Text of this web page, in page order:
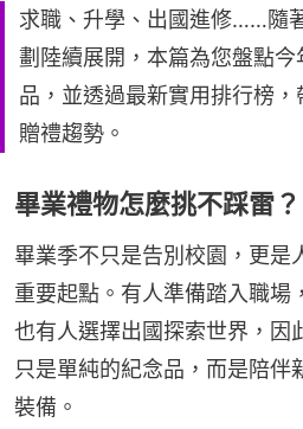
求職、升學、出國進修……隨
劃陸續展開，本篇為您盤點
品，並透過最新實用排行榜
贈禮趨勢。
畢業禮物怎麼挑不踩雷？
畢業季不只是告別校園，更是
重要起點。有人準備踏入職場
也有人選擇出國探索世界，因
只是單純的紀念品，而是陪伴
裝備。